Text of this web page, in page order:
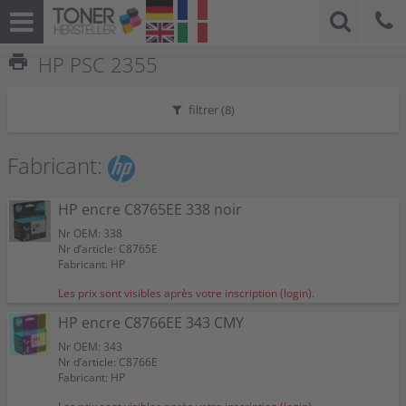
print HP PSC 2355
filtrer (8)
Fabricant:
HP encre C8765EE 338 noir
Nr OEM: 338
Nr d’article: C8765E
Fabricant: HP
Les prix sont visibles après votre inscription (login).
HP encre C8766EE 343 CMY
Nr OEM: 343
Nr d’article: C8766E
Fabricant: HP